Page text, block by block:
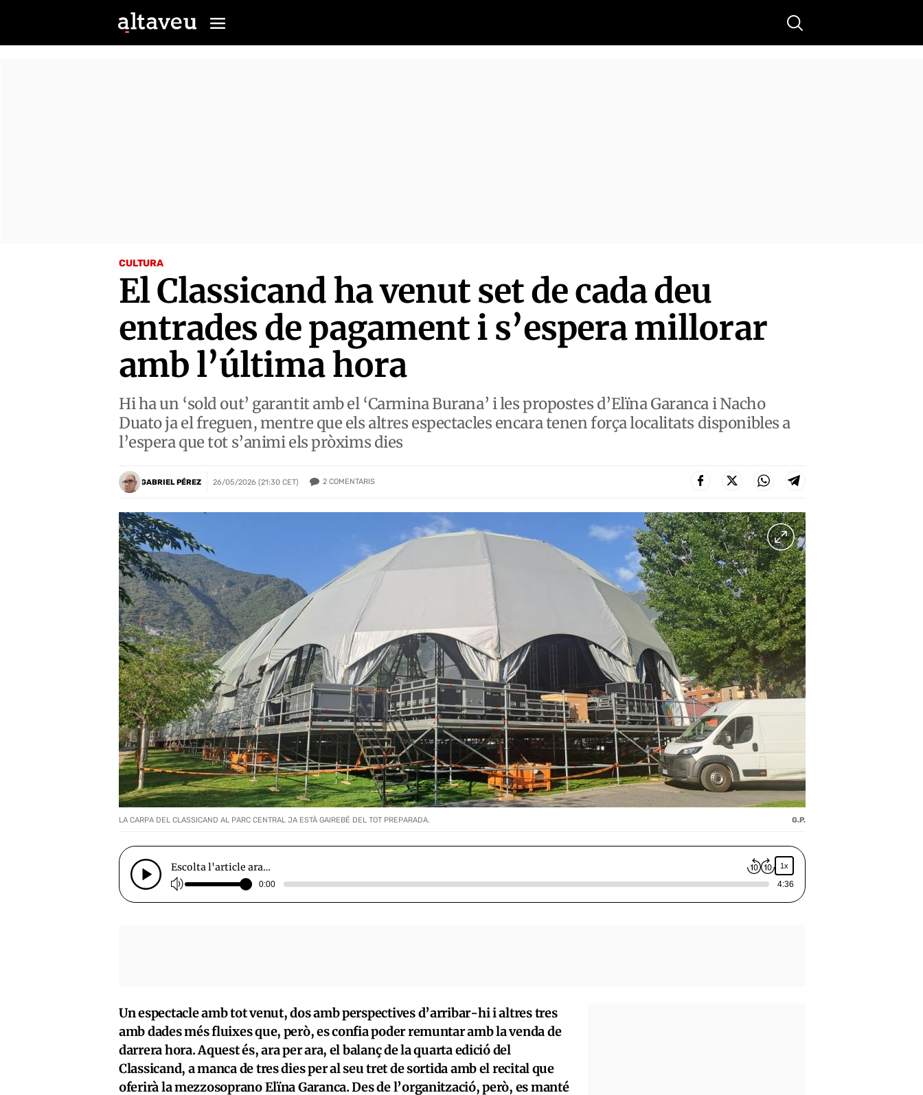
Buscar
CULTURA
El Classicand ha venut set de cada deu
entrades de pagament i s’espera millorar
amb l’última hora
Hi ha un ‘sold out’ garantit amb el ‘Carmina Burana’ i les propostes d’Elïna Garanca i Nacho
Duato ja el freguen, mentre que els altres espectacles encara tenen força localitats disponibles a
l’espera que tot s’animi els pròxims dies
GABRIEL PÉREZ 26/05/2026 (21:30 CET) 2 COMENTARIS
LA CARPA DEL CLASSICAND AL PARC CENTRAL JA ESTÀ GAIREBÉ DEL TOT PREPARADA. G.P.
Escolta l'article ara… 1x
0:00 4:36
Un espectacle amb tot venut, dos amb perspectives d’arribar-hi i altres tres
amb dades més fluixes que, però, es confia poder remuntar amb la venda de
darrera hora. Aquest és, ara per ara, el balanç de la quarta edició del
Classicand, a manca de tres dies per al seu tret de sortida amb el recital que
oferirà la mezzosoprano Elïna Garanca. Des de l’organització, però, es manté